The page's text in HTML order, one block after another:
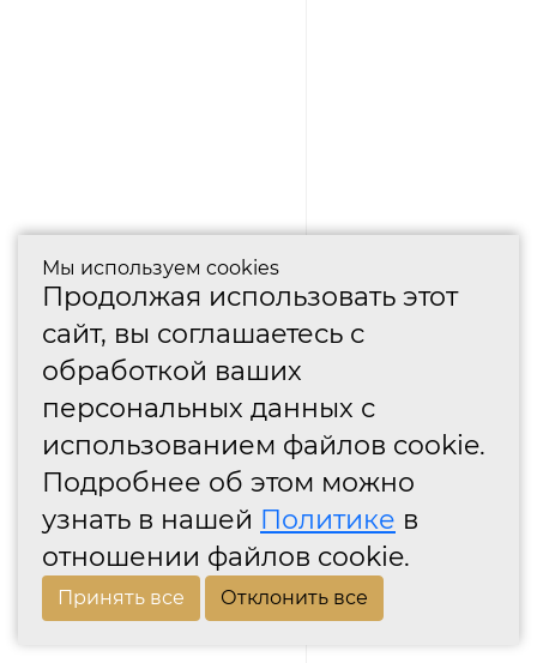
Мы используем cookies
Продолжая использовать этот
сайт, вы соглашаетесь с
обработкой ваших
персональных данных с
использованием файлов cookie.
Подробнее об этом можно
узнать в нашей Политике в
отношении файлов cookie.
Принять все Отклонить все